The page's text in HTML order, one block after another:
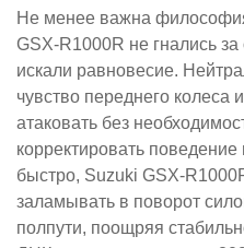
Не менее важна
GSX-R1000R не гнались
искали равновесие.
чувство переднего колеса
атаковать без
корректировать
быстро, Suzuki GSX-
заламывать в поворот
полпути, поощряя